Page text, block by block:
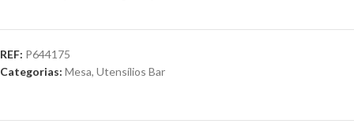
REF: P644175
Categorias: Mesa, Utensílios Bar